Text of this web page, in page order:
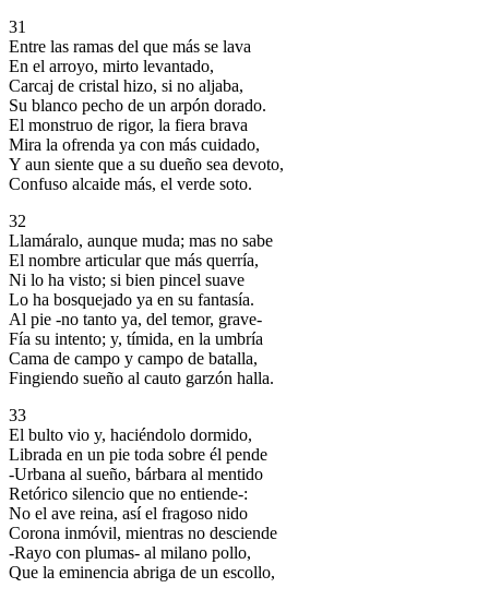
31
Entre las ramas del que más se lava
En el arroyo, mirto levantado,
Carcaj de cristal hizo, si no aljaba,
Su blanco pecho de un arpón dorado.
El monstruo de rigor, la fiera brava
Mira la ofrenda ya con más cuidado,
Y aun siente que a su dueño sea devoto,
Confuso alcaide más, el verde soto.
32
Llamáralo, aunque muda; mas no sabe
El nombre articular que más querría,
Ni lo ha visto; si bien pincel suave
Lo ha bosquejado ya en su fantasía.
Al pie -no tanto ya, del temor, grave-
Fía su intento; y, tímida, en la umbría
Cama de campo y campo de batalla,
Fingiendo sueño al cauto garzón halla.
33
El bulto vio y, haciéndolo dormido,
Librada en un pie toda sobre él pende
-Urbana al sueño, bárbara al mentido
Retórico silencio que no entiende-:
No el ave reina, así el fragoso nido
Corona inmóvil, mientras no desciende
-Rayo con plumas- al milano pollo,
Que la eminencia abriga de un escollo,